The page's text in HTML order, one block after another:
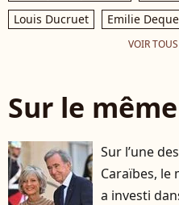
Louis Ducruet
Emilie
VOIR
Sur le
Sur l’une
Caraïbes,
a investi